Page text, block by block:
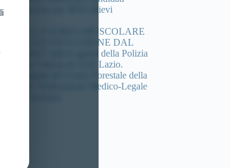
dal concorso per 4918 allievi
DELLA FORZA MUSCOLARE
ED ESCLUSIONE DAL
per 4617 allievi agenti della Polizia
Nuova Vittoria al TAR Lazio.
46 agenti del Corpo Forestale della
Ottenuta Verificazione Medico-Legale
Escluso.